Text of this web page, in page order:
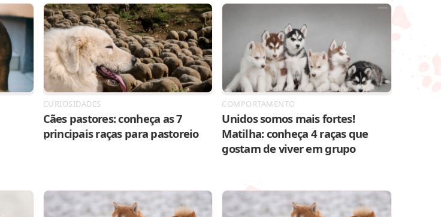
CURIOSIDADES
Cães pastores: conheça as 7
principais raças para pastoreio
COMPORTAMENTO
Unidos somos mais fortes!
Matilha: conheça 4 raças que
gostam de viver em grupo